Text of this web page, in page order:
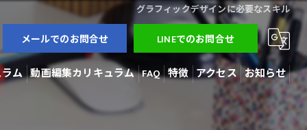
グラフィックデザインに必要なスキル
メールでのお問合せ LINEでのお問合せ
ム 動画編集カリキュラム FAQ 特徴
3Dモデラー
アクセス お知らせ
ブログ